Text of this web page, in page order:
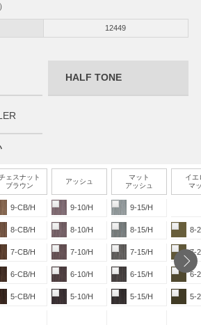
12449
ェスナット
ブラウン
アッシュ
マット
アッシュ
イエ
マ
9-CB/H 9-10/H 9-15/H
8-CB/H 8-10/H 8-15/H 8-
7-CB/H 7-10/H 7-15/H 7-
6-CB/H 6-10/H 6-15/H 6-
5-CB/H 5-10/H 5-15/H 5-
HALF TONE